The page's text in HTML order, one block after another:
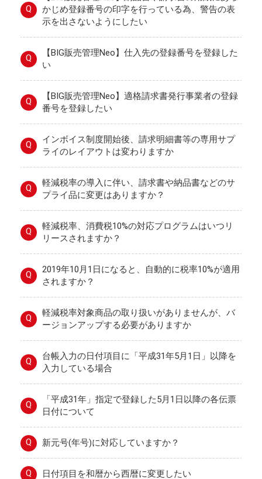
Q
かじめ登録番号の印字を行っている為、警告の表
示を出さないようにしたい
Q
【BIG販売管理Neo】仕入先の登録番号を登録した
い
Q
【BIG販売管理Neo】適格請求書発行事業者の登録
番号を登録したい
Q
インボイス制度開始後、請求明細書等の専用サプ
ライのレイアウトは変わりますか
Q
軽減税率の導入に伴い、請求書や納品書などのサ
プライ品に変更はありますか？
Q
軽減税率、消費税10%の対応プログラムはいつリ
リースされますか？
Q
2019年10月1日になると、自動的に税率10%が適用
されますか？
Q
軽減税率対象商品の取り扱いがありませんが、バ
ージョンアップする必要がありますか
Q
台帳入力の日付項目に「平成31年5月1日」以降を
入力している場合
Q
「平成31年」指定で登録した5月1日以降の各伝票
日付について
Q 新元号(年号)に対応していますか？
Q 日付項目を和暦から西暦に変更したい